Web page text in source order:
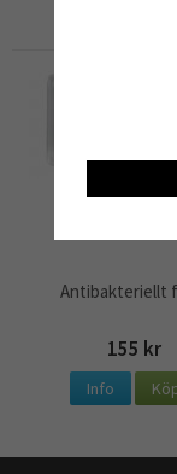
Antibakteriellt
155 kr
Info